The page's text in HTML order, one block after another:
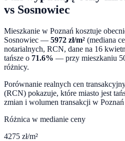
vs Sosnowiec
Mieszkanie w Poznań kosztuje
Sosnowiec — 5972 zł/m² (mediana
notarialnych, RCN, dane na 16
tańsze o 71.6% — przy mieszkaniu
różnicy.
Porównanie realnych cen
(RCN) pokazuje, które miasto jest
zmian i wolumen transakcji w Poznań
Różnica w medianie ceny
4275 zł/m²